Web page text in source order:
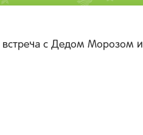
встреча с Дедом Морозом и